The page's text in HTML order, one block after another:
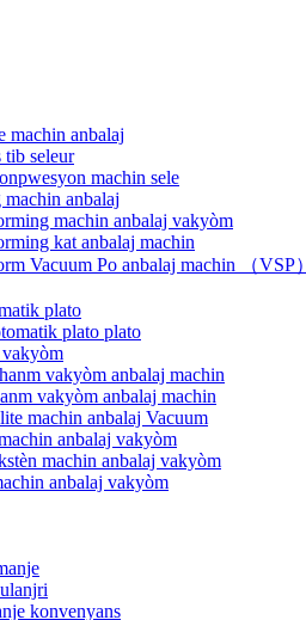
machin anbalaj
tib seleur
machin sele
anbalaj
machin anbalaj vakyòm
kat anbalaj machin
Vacuum Po anbalaj machin （VSP）
plato
plato plato
vakyòm anbalaj machin
vakyòm anbalaj machin
machin anbalaj Vacuum
anbalaj vakyòm
machin anbalaj vakyòm
anbalaj vakyòm
konvenyans